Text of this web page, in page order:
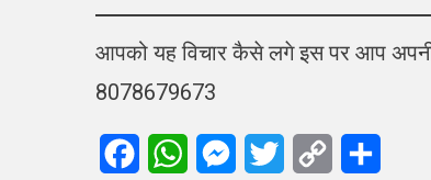
आपको यह विचार कैसे लगे इस पर आप
8078679673
FacebookWhatsAppMessenger
Twitter
Copy